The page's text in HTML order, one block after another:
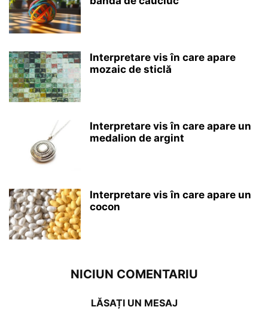
Interpretare vis în care apare
mozaic de sticlă
Interpretare vis în care apare un
medalion de argint
Interpretare vis în care apare un
cocon
NICIUN COMENTARIU
LĂSAȚI UN MESAJ